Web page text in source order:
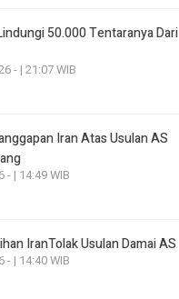
50.000 Tentaranya Dari
- | 21:07 WIB
Iran Atas Usulan AS
- | 14:49 WIB
IranTolak Usulan Damai AS
- | 14:40 WIB